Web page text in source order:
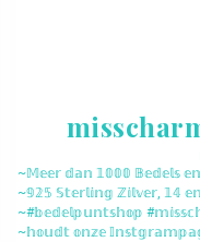
~𝕄𝕖𝕖𝕣 𝕕𝕒𝕟 𝟙𝟘𝟘𝟘 𝔹𝕖𝕕𝕖𝕝𝕤
~𝟡𝟚𝟝 𝕊𝕥𝕖𝕣𝕝𝕚𝕟𝕘 ℤ𝕚𝕝𝕧𝕖𝕣, 𝟙𝟜
~#𝕓𝕖𝕕𝕖𝕝𝕡𝕦𝕟𝕥𝕤𝕙𝕠𝕡
~𝕙𝕠𝕦𝕕𝕥 𝕠𝕟𝕫𝕖